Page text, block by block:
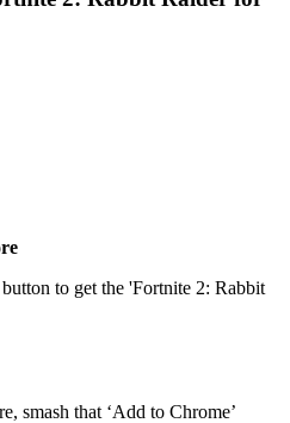
to get the 'Fortnite 2: Rabbit
smash that ‘Add to Chrome’